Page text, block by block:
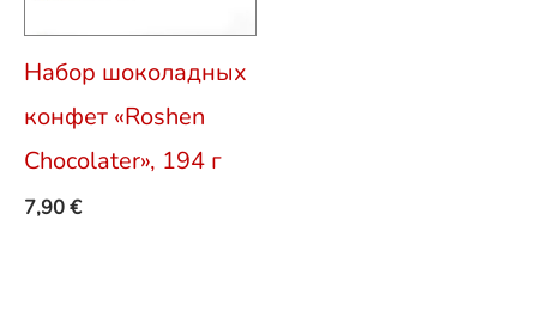
Набор шоколадных
конфет «Roshen
Chocolater», 194 г
7,90€